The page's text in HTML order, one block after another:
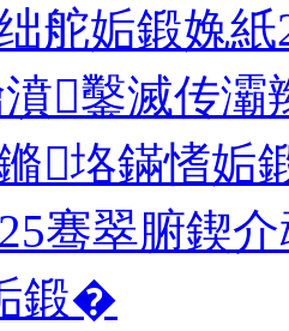
舵姤鍛婏
鑿滅传
垎鏋愭姤
骞翠腑鍥
鍛�